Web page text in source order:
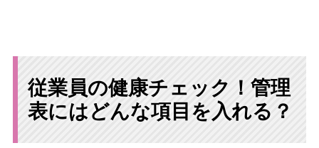
従業員の健康チェック！管理
表にはどんな項目を入れる？